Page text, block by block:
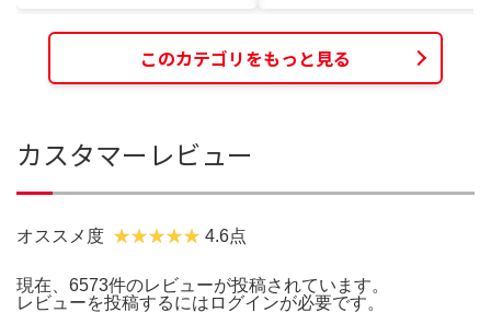
このカテゴリをもっと見る
カスタマーレビュー
オススメ度 4.6点
現在、6573件のレビューが投稿されています。
レビューを投稿するには ログインが必要です。